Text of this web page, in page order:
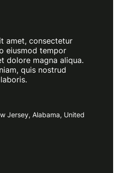
amet, consectetur
eiusmod tempor
dolore magna aliqua.
quis nostrud
Jersey, Alabama, United